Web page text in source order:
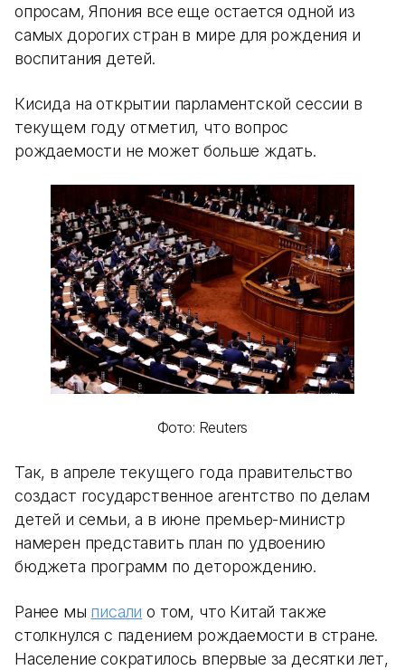
опросам, Япония все еще остается одной из
самых дорогих стран в мире для рождения и
воспитания детей.
Кисида на открытии парламентской сессии в
текущем году отметил, что вопрос
рождаемости не может больше ждать.
Фото: Reuters
Так, в апреле текущего года правительство
создаст государственное агентство по делам
детей и семьи, а в июне премьер-министр
намерен представить план по удвоению
бюджета программ по деторождению.
Ранее мы писали о том, что Китай также
столкнулся с падением рождаемости в стране.
Население сократилось впервые за десятки лет,